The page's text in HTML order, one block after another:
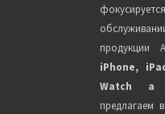
продукции
iPhone,
Watch a
предлагаем